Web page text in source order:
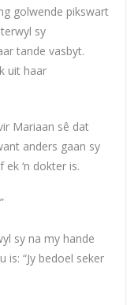
golwende pikswart
sy
tande vasbyt.
uit haar
Mariaan sê dat
anders gaan sy
‘n dokter is.
sy na my hande
“Jy bedoel seker